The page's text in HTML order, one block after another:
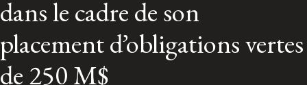
dans le cadre de son
placement d’obligations vertes
de 250 M$